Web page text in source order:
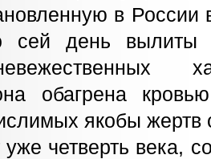
в России
день вылиты
обагрена
якобы жертв
уже четверть века,